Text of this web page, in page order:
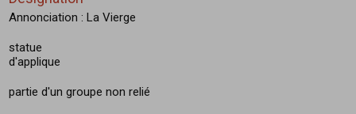
Annonciation : La Vierge
statue
d'applique
partie d'un groupe non relié